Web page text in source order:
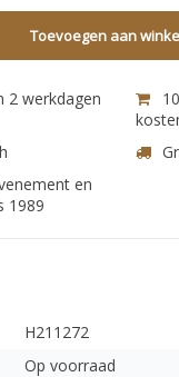
Toevoegen aan
2 werkdagen
en
1989
H211272
Op voorraad